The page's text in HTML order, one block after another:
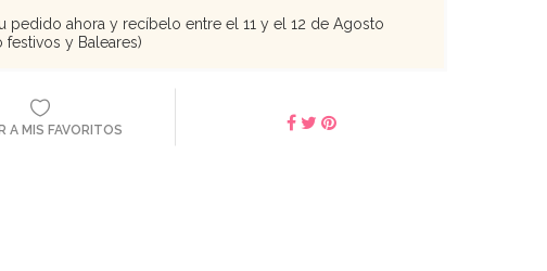
pedido ahora y recíbelo entre el 11 y el 12 de Agosto
festivos y Baleares)
A MIS FAVORITOS